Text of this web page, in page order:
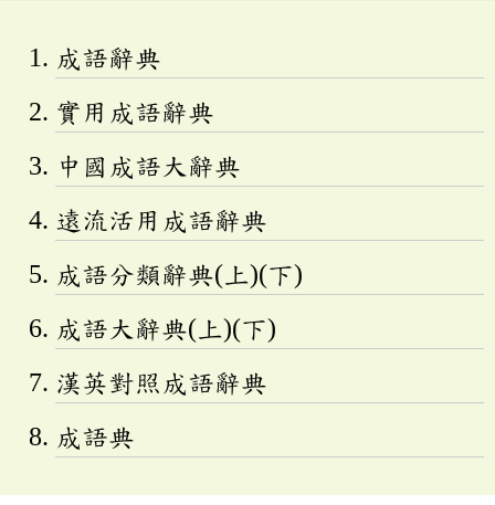
成語辭典
實用成語辭典
中國成語大辭典
遠流活用成語辭典
成語分類辭典(上)(下)
成語大辭典(上)(下)
漢英對照成語辭典
成語典